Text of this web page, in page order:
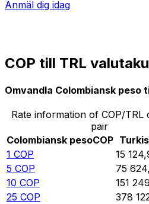
Anmäl dig idag
COP till TRL
Omvandla Colombiansk peso
Rate information of COP/TRL
pair
Colombiansk pesoCOP
1 COP 15
5 COP 75
10 COP 151 249
25 COP 378